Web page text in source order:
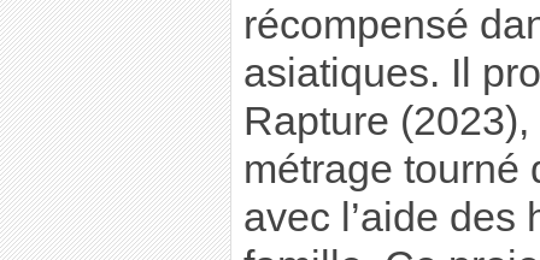
récompensé
asiatiques. Il
Rapture
métrage tourné
avec l’aide des